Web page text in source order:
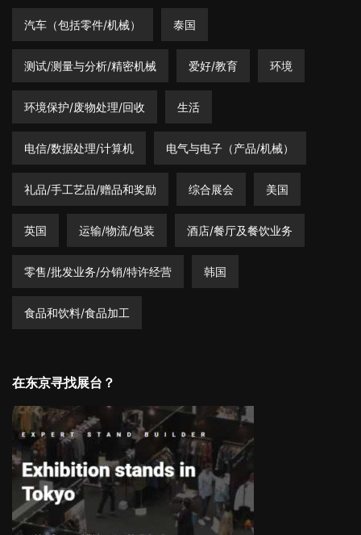
汽车（包括零件/机械） 泰国
测试/测量与分析/精密机械 爱好/教育 环境
环境保护/废物处理/回收 生活
电信/数据处理/计算机 电气与电子（产品/机械）
礼品/手工艺品/赠品和奖励 综合展会 美国
英国 运输/物流/包装 酒店/餐厅及餐饮业务
零售/批发业务/分销/特许经营 韩国
食品和饮料/食品加工
在东京寻找展台？